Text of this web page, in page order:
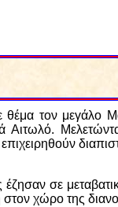
θέμα τον μεγάλο
σε
χώρο της